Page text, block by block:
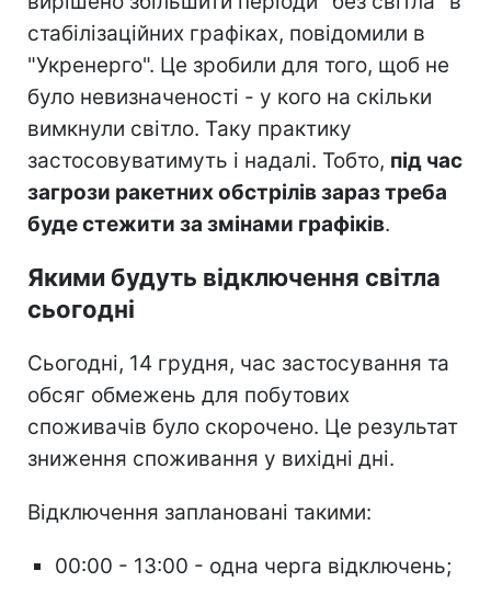
стабілізаційних графіках, повідомили в
"Укренерго". Це зробили для того, щоб не
було невизначеності - у кого на скільки
вимкнули світло. Таку практику
застосовуватимуть і надалі. Тобто, під час
загрози ракетних обстрілів зараз треба
буде стежити за змінами графіків.
Якими будуть відключення світла
сьогодні
Сьогодні, 14 грудня, час застосування та
обсяг обмежень для побутових
споживачів було скорочено. Це результат
зниження споживання у вихідні дні.
Відключення заплановані такими:
00:00 - 13:00 - одна черга відключень;